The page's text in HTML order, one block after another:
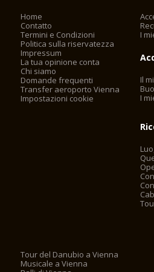
ricevimenti, cene e conferenze. E
concerti all'ora di pranzo, nonché
promettenti giovani musicisti di
concerto professionale. Molti una
lanciato nel Schubert Sala del
Posti a sedere: 320
Auditorium: 240 m²
Podio: 50 m²
Home
Contatto
Termini e Condizioni
Politica sulla riservatezza
Impressum
La tua opinione conta
Chi siamo
Domande frequenti
Transfer aeroporto Vienna
Impostazioni cookie
I
Il
I
Tour del Danubio a Vienna
Musicale a Vienna